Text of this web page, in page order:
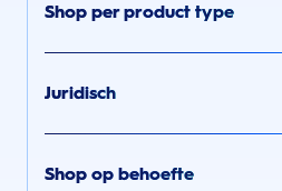
Shop per product type
Juridisch
Shop op behoefte